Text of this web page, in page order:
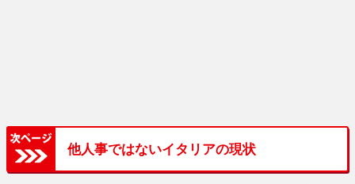
他人事ではないイタリアの現状